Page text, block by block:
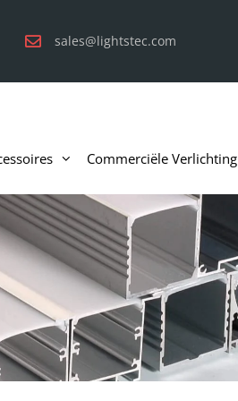
sales@lightstec.com
Commerciële Verlichting